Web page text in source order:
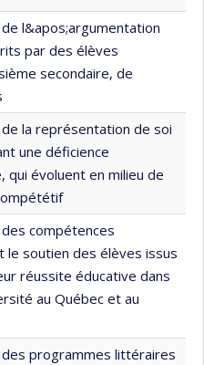
l&apos;argumentation
par des élèves
secondaire, de
la représentation de soi
une déficience
qui évoluent en milieu de
compétences
le soutien des élèves issus
réussite éducative dans
au Québec et au
programmes littéraires